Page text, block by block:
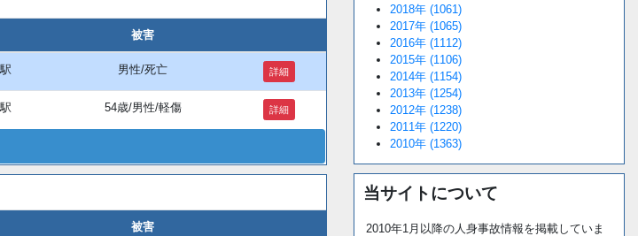
被害
男性/死亡 詳細
54歳/男性/軽傷 詳細
被害
2018年 (1061)
2017年 (1065)
2016年 (1112)
2015年 (1106)
2014年 (1154)
2013年 (1254)
2012年 (1238)
2011年 (1220)
2010年 (1363)
当サイトについて
2010年1月以降の人身事故情報を掲載していま